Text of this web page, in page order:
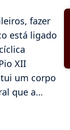
fazer
está ligado
XII
um corpo
que a…